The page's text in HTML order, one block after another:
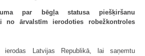
par bēgļa statusa piešķiršanu
no ārvalstīm ierodoties robežkontroles
Latvijas Republikā, lai saņemtu